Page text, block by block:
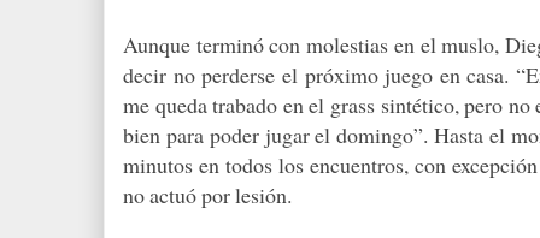
Aunque terminó con molestias en el muslo,
decir no perderse el próximo juego en casa.
me queda trabado en el grass sintético, pero no
bien para poder jugar el domingo”. Hasta el
minutos en todos los encuentros, con
no actuó por lesión.